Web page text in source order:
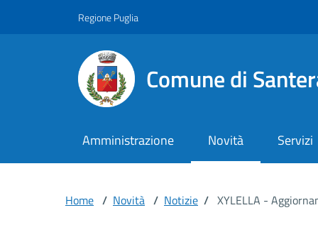
Regione Puglia
Comune di
Amministrazione Novità Servizi
Home / Novità / Notizie / XYLELLA -